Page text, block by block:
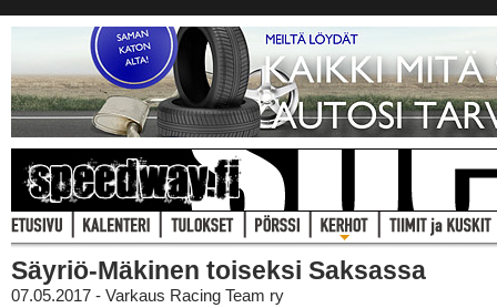
Säyriö-Mäkinen toiseksi Saksassa
07.05.2017 - Varkaus Racing Team ry